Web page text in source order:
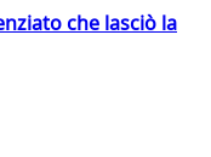
che lasciò la